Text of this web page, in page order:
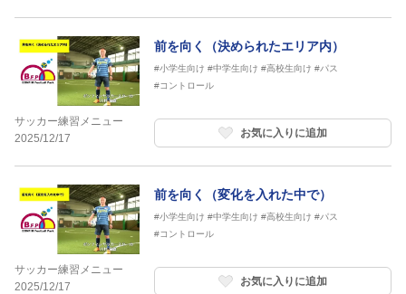
サッカー練習メニュー
2025/12/17
前を向く（決められたエリア内）
#小学生向け #中学生向け #高校生向け #パス
#コントロール
お気に入りに追加
サッカー練習メニュー
2025/12/17
前を向く（変化を入れた中で）
#小学生向け #中学生向け #高校生向け #パス
#コントロール
お気に入りに追加